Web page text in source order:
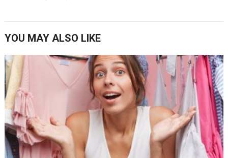
YOU MAY ALSO LIKE